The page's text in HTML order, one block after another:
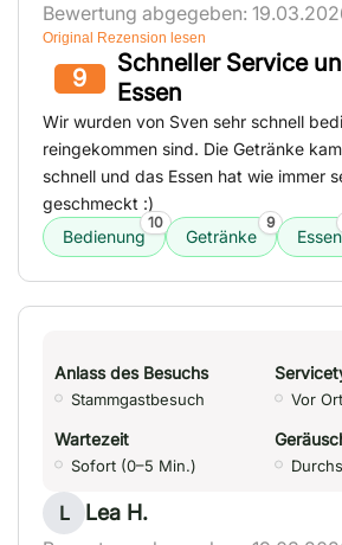
Bewertung abgegeben:
Original Rezension lesen
9
Schneller Service
Essen
Wir wurden von Sven sehr schnell
reingekommen sind. Die Getränke
schnell und das Essen hat wie immer
geschmeckt :)
Bedienung
10
Getränke
9
Essen
Anlass des Besuchs
Stammgastbesuch Vor
Wartezeit
Sofort (0–5 Min.)
L Lea H.